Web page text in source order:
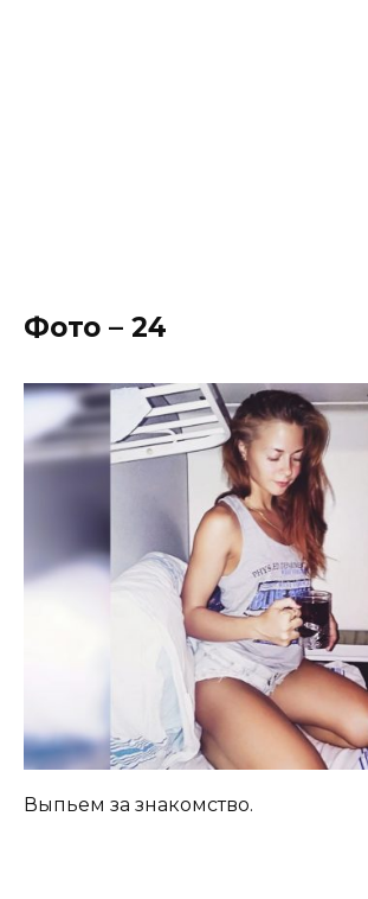
Фото – 24
Выпьем за знакомство.